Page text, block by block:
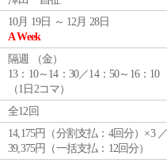
10月 19日 ～ 12月 28日
A Week
隔週 （金）
13：10～14：30／14：50～16：10
（1日2コマ）
全12回
14,175円（分割支払：4回分）×3
39,375円（一括支払：12回分）